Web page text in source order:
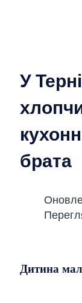
У
брата
Дитина